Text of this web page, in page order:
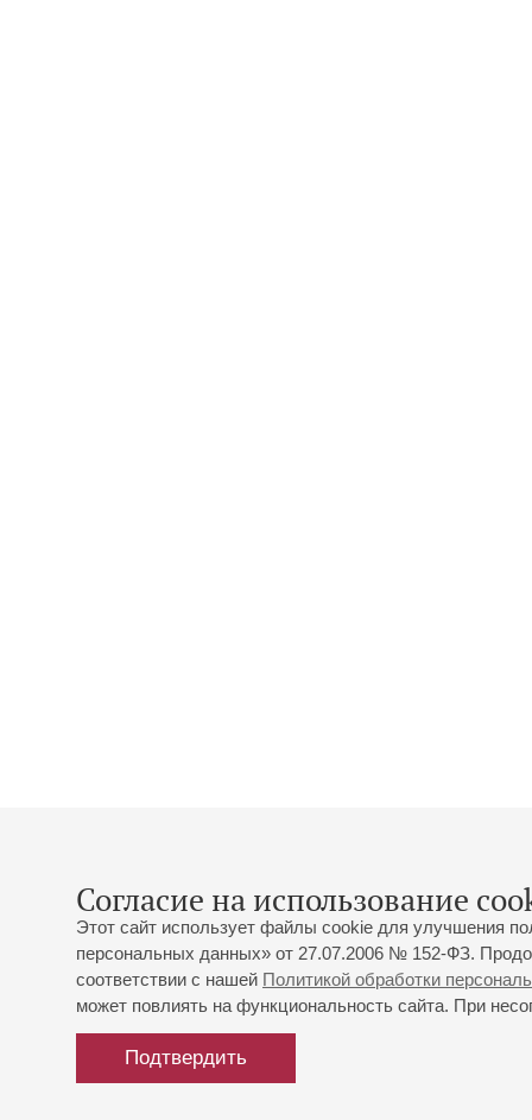
Согласие на использование
Этот сайт использует файлы cookie для улучшения
персональных данных» от 27.07.2006 № 152-ФЗ.
соответствии с нашей Политикой обработки
может повлиять на функциональность сайта. При
Подтвердить